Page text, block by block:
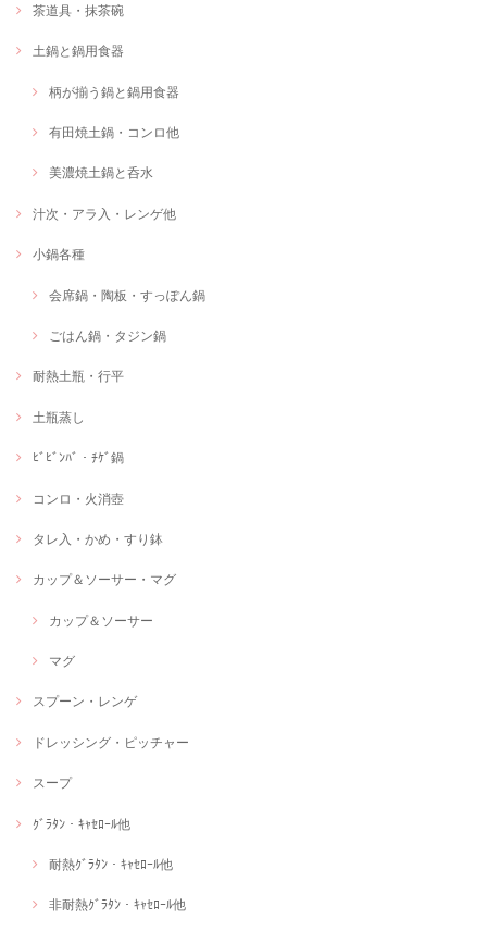
茶道具・抹茶碗
土鍋と鍋用食器
柄が揃う鍋と鍋用食器
有田焼土鍋・コンロ他
美濃焼土鍋と呑水
汁次・アラ入・レンゲ他
小鍋各種
会席鍋・陶板・すっぽん鍋
ごはん鍋・タジン鍋
耐熱土瓶・行平
土瓶蒸し
ﾋﾞﾋﾞﾝﾊﾞ・ﾁｹﾞ鍋
コンロ・火消壺
タレ入・かめ・すり鉢
カップ＆ソーサー・マグ
カップ＆ソーサー
マグ
スプーン・レンゲ
ドレッシング・ピッチャー
スープ
ｸﾞﾗﾀﾝ・ｷｬｾﾛｰﾙ他
耐熱ｸﾞﾗﾀﾝ・ｷｬｾﾛｰﾙ他
非耐熱ｸﾞﾗﾀﾝ・ｷｬｾﾛｰﾙ他